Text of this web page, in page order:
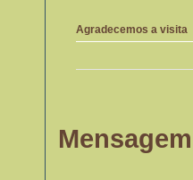
Agradecemos a visita